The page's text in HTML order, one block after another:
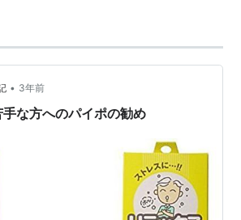
• 3年前
手な方へのパイポの勧め